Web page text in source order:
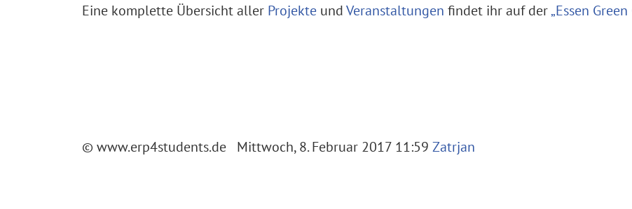
Eine komplette Übersicht aller Projekte undVeranstaltungen findet ihr auf der„Essen
© www.erp4students.de Mittwoch, 8. Februar 2017 11:59 Zatrjan